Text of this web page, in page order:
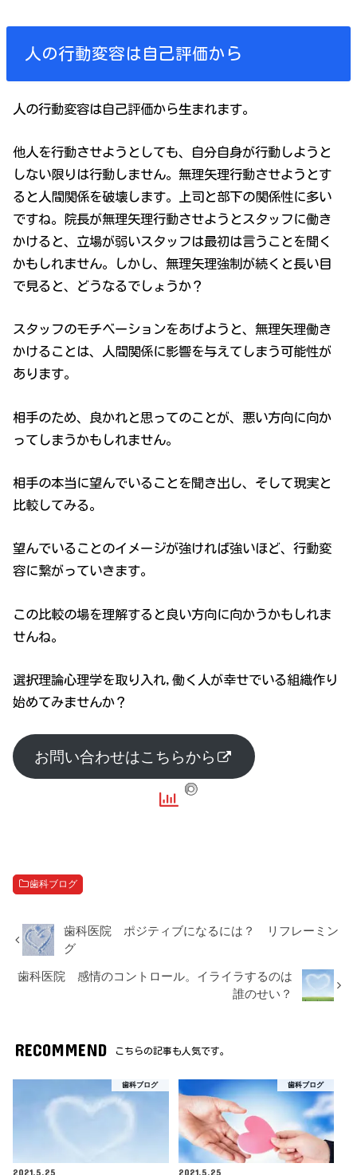
人の行動変容は自己評価から
人の行動変容は自己評価から生まれます。
他人を行動させようとしても、自分自身が行動しようと
しない限りは行動しません。無理矢理行動させようとす
ると人間関係を破壊します。上司と部下の関係性に多い
ですね。院長が無理矢理行動させようとスタッフに働き
かけると、立場が弱いスタッフは最初は言うことを聞く
かもしれません。しかし、無理矢理強制が続くと長い目
で見ると、どうなるでしょうか？
スタッフのモチベーションをあげようと、無理矢理働き
かけることは、人間関係に影響を与えてしまう可能性が
あります。
相手のため、良かれと思ってのことが、悪い方向に向か
ってしまうかもしれません。
相手の本当に望んでいることを聞き出し、そして現実と
比較してみる。
望んでいることのイメージが強ければ強いほど、行動変
容に繋がっていきます。
この比較の場を理解すると良い方向に向かうかもしれま
せんね。
選択理論心理学を取り入れ,働く人が幸せでいる組織作り
始めてみませんか？
お問い合わせはこちらから
歯科ブログ
歯科医院 ポジティブになるには？ リフレーミン
グ
歯科医院 感情のコントロール。イライラするのは
誰のせい？
RECOMMEND こちらの記事も人気です。
歯科ブログ
2021.5.25
歯科ブログ
2021.5.25